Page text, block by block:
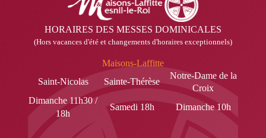
HORAIRES DES MESSES DOMINICALES
(Hors vacances d'été et changements d'horaires exceptionnels)
Maisons-Laffitte
Saint-Nicolas
Sainte-Thérèse
Notre-Dame de la
Croix
Dimanche 11h30 /
18h
Samedi 18h Dimanche 10h